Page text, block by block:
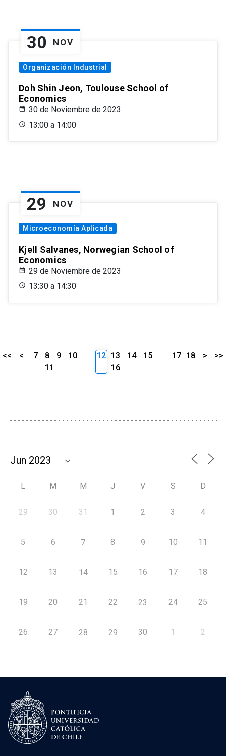
30 NOV
Organización Industrial
Doh Shin Jeon, Toulouse School of
Economics
30 de Noviembre de 2023
13:00 a 14:00
29 NOV
Microeconomía Aplicada
Kjell Salvanes, Norwegian School of
Economics
29 de Noviembre de 2023
13:30 a 14:30
<< < 7 8 9
10
11
12 13 14
15
16
17 18 > >>
L M M J V S D
29 30 31 1 2 3 4
5 6 7 8 9 10 11
12 13 14 15 16 17 18
19 20 21 22 23 24 25
26 27 28 29 30 1 2